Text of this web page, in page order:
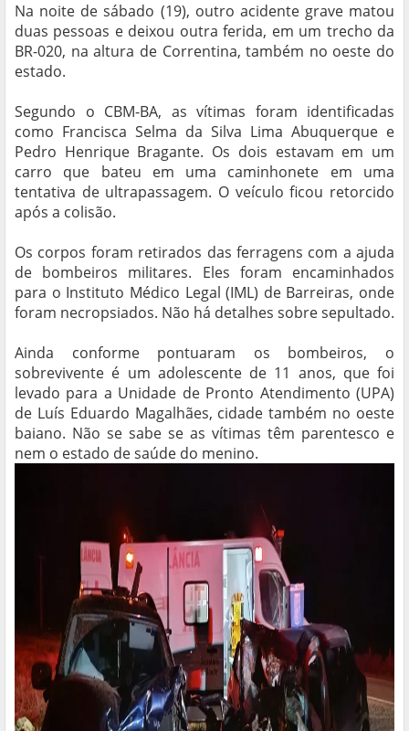
Na noite de sábado (19), outro acidente grave matou
duas pessoas e deixou outra ferida, em um trecho da
BR-020, na altura de Correntina, também no oeste do
estado.
Segundo o CBM-BA, as vítimas foram identificadas
como Francisca Selma da Silva Lima Abuquerque e
Pedro Henrique Bragante. Os dois estavam em um
carro que bateu em uma caminhonete em uma
tentativa de ultrapassagem. O veículo ficou retorcido
após a colisão.
Os corpos foram retirados das ferragens com a ajuda
de bombeiros militares. Eles foram encaminhados
para o Instituto Médico Legal (IML) de Barreiras, onde
foram necropsiados. Não há detalhes sobre sepultado.
Ainda conforme pontuaram os bombeiros, o
sobrevivente é um adolescente de 11 anos, que foi
levado para a Unidade de Pronto Atendimento (UPA)
de Luís Eduardo Magalhães, cidade também no oeste
baiano. Não se sabe se as vítimas têm parentesco e
nem o estado de saúde do menino.